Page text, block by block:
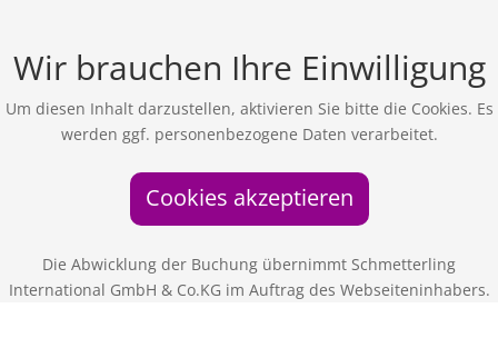
Wir brauchen Ihre Einwilligung
Um diesen Inhalt darzustellen, aktivieren Sie bitte die Cookies. Es
werden ggf. personenbezogene Daten verarbeitet.
Cookies akzeptieren
Die Abwicklung der Buchung übernimmt Schmetterling
International GmbH & Co.KG im Auftrag des Webseiteninhabers.